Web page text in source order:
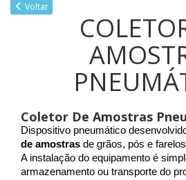
Voltar
Coletor De Amostras
Dispositivo pneumático
de amostras de grãos, pós e
A instalação do equipamento é
armazenamento ou transporte do